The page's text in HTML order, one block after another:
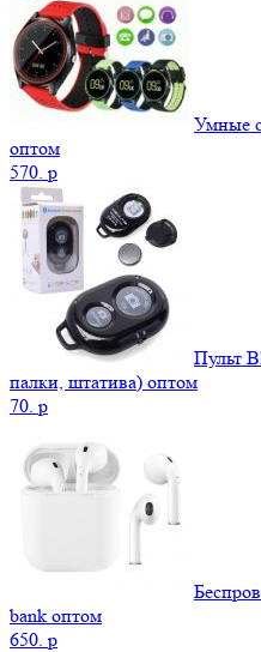
Умные
оптом
570. p
Пульт
палки, штатива) оптом
70. p
bank оптом
650. p